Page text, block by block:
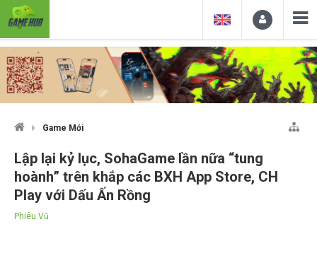
Game Mới
Lập lại kỷ lục, SohaGame lần nữa “tung
hoành” trên khắp các BXH App Store, CH
Play với Dấu Ấn Rồng
Phiêu Vũ